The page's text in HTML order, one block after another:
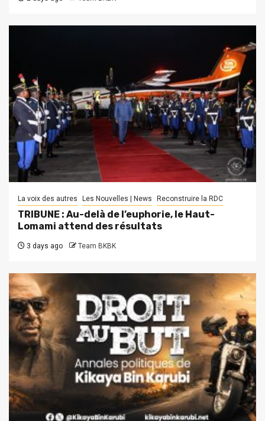
La voix des autres Les Nouvelles | News Reconstruire la RDC
TRIBUNE : Au-delà de l’euphorie, le Haut-
Lomami attend des résultats
3 days ago Team BKBK